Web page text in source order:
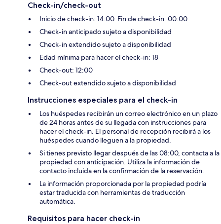
Check-in/check-out
Inicio de check-in: 14:00. Fin de check-in: 00:00
Check-in anticipado sujeto a disponibilidad
Check-in extendido sujeto a disponibilidad
Edad mínima para hacer el check-in: 18
Check-out: 12:00
Check-out extendido sujeto a disponibilidad
Instrucciones especiales para el check-in
Los huéspedes recibirán un correo electrónico en un plazo
de 24 horas antes de su llegada con instrucciones para
hacer el check-in. El personal de recepción recibirá a los
huéspedes cuando lleguen a la propiedad.
Si tienes previsto llegar después de las 08:00, contacta a la
propiedad con anticipación. Utiliza la información de
contacto incluida en la confirmación de la reservación.
La información proporcionada por la propiedad podría
estar traducida con herramientas de traducción
automática.
Requisitos para hacer check-in